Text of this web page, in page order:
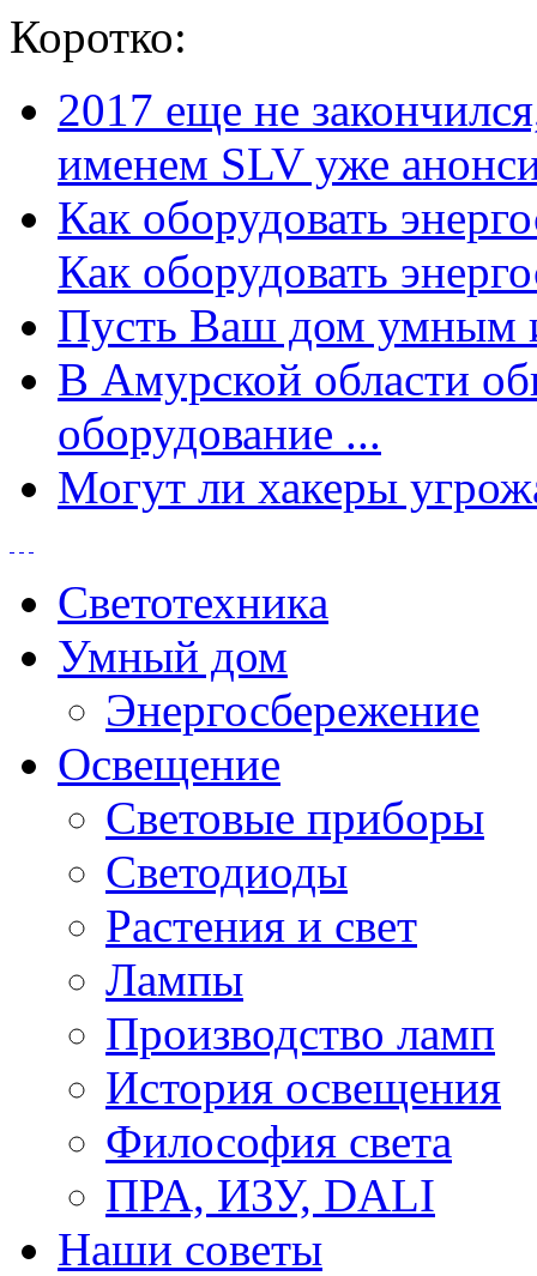
Коротко:
2017 еще не
именем SLV уже
Как оборудовать
Как оборудовать
Пусть Ваш дом умным
В Амурской области
оборудование ...
Могут ли хакеры
Светотехника
Умный дом
Энергосбережение
Освещение
Световые приборы
Светодиоды
Растения и свет
Лампы
Производство ламп
История освещения
Философия света
ПРА, ИЗУ, DALI
Наши советы